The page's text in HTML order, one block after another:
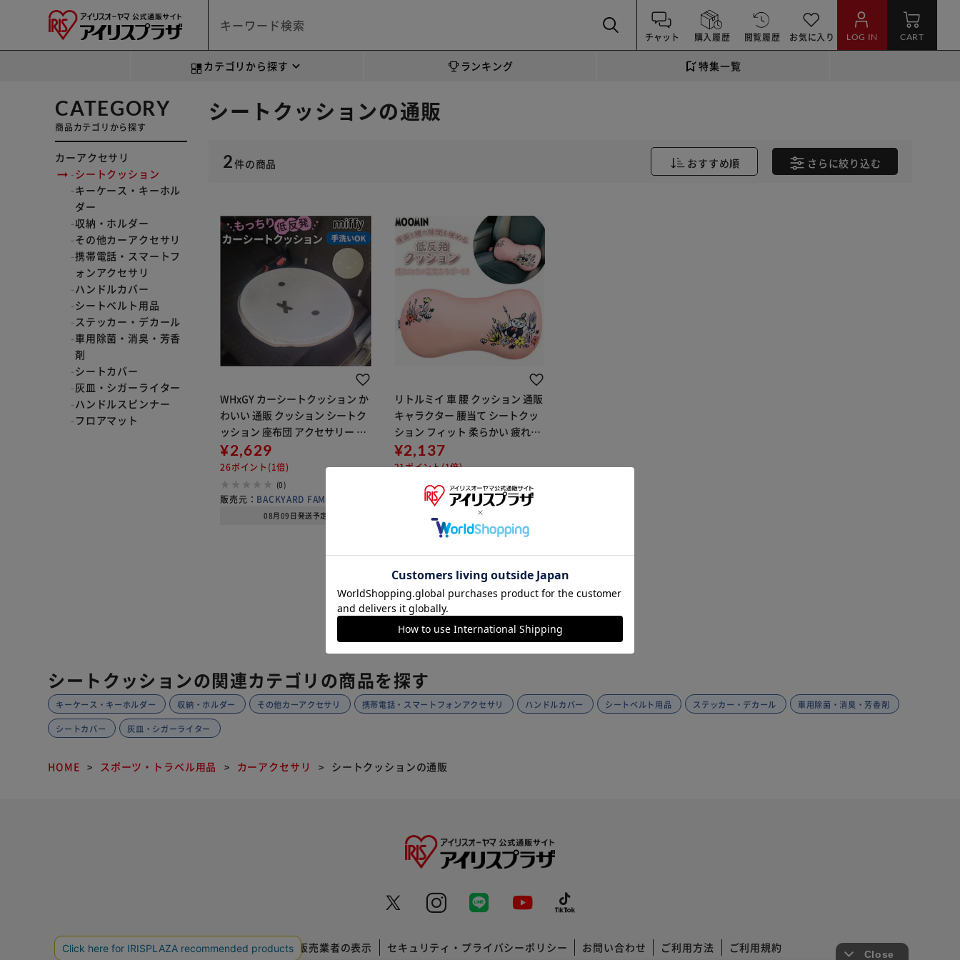
チャット 購入履歴 閲覧履歴 お気に入り LOG IN CART
カテゴリから探す ランキング 特集一覧
CATEGORY
商品カテゴリから探す
カーアクセサリ
シートクッション
キーケース・キーホル
ダー
収納・ホルダー
その他カーアクセサリ
携帯電話・スマートフ
ォンアクセサリ
ハンドルカバー
シートベルト用品
ステッカー・デカール
車用除菌・消臭・芳香
剤
シートカバー
灰皿・シガーライター
ハンドルスピンナー
フロアマット
シートクッションの通販
2件の商品 おすすめ順 さらに絞り込む
WHxGY カーシートクッション か
わいい 通販 クッション シートク
ッション 座布団 アクセサリー カ
ークッション キャラクター 可愛
い オシャレ 車用品 円形 丸型 普通
車 軽自動車 運転席 助手
¥2,629
26ポイント(1倍)
(0)
販売元： BACKYARD FAMILY
08月09日発送予定
リトルミイ 車 腰 クッション 通販
キャラクター 腰当て シートクッ
ション フィット 柔らかい 疲れに
くい 姿勢 サポート 座席 車用 車内
パソコン用 椅子 ソファー かわい
¥2,137
21ポイント(1倍)
(0)
販売元：BACKYARD FAMILY
08月09日発送予定
1
シートクッションの関連カテゴリの商品を探す
キーケース・キーホルダー 収納・ホルダー その他カーアクセサリ 携帯電話・スマートフォンアクセサリ ハンドルカバー シートベルト用品 ステッカー・デカール 車用除菌・消臭・芳香剤
シートカバー 灰皿・シガーライター
HOME スポーツ・トラベル用品 カーアクセサリ シートクッションの通販
特定商取引法に基づく通信販売業者の表示 セキュリティ・プライバシーポリシー お問い合わせ ご利用方法 ご利用規約
※ご確認ください